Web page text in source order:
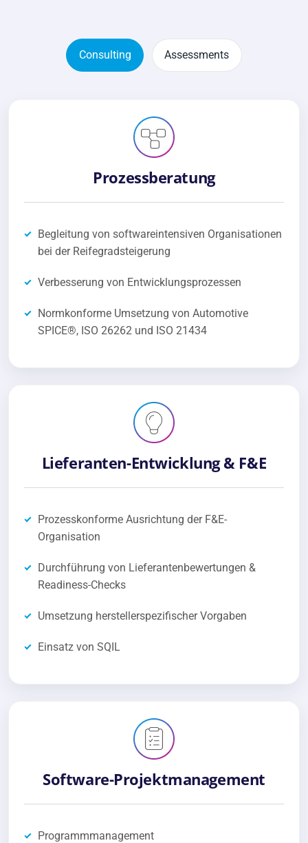
Consulting Assessments
Prozessberatung
Begleitung von softwareintensiven Organisationen
bei der Reifegradsteigerung
Verbesserung von Entwicklungsprozessen
Normkonforme Umsetzung von Automotive
SPICE®, ISO 26262 und ISO 21434
Lieferanten-Entwicklung & F&E
Prozesskonforme Ausrichtung der F&E-
Organisation
Durchführung von Lieferantenbewertungen &
Readiness-Checks
Umsetzung herstellerspezifischer Vorgaben
Einsatz von SQIL
Software-Projektmanagement
Programmmanagement